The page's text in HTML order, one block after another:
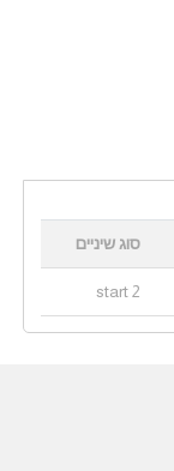
סוג שיניים
2 start